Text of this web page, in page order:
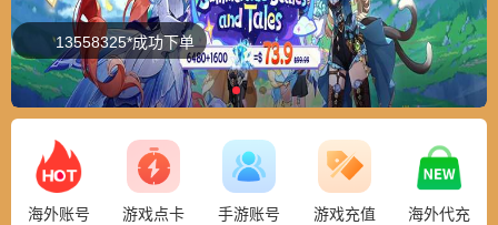
13558325*成功下单
海外账号 游戏点卡 手游账号 游戏充值 海外代充